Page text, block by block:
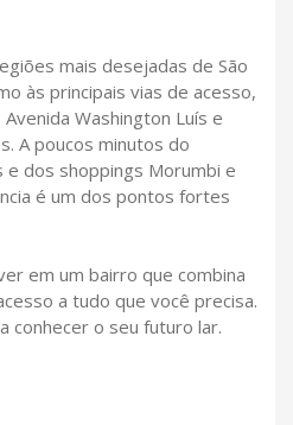
mais desejadas de São
às principais vias de acesso,
Washington Luís e
A poucos minutos do
dos shoppings Morumbi e
é um dos pontos fortes
em um bairro que combina
a tudo que você precisa.
conhecer o seu futuro lar.